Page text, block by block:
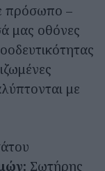
πρόσωπο –
μας οθόνες
με
Σωτήρης